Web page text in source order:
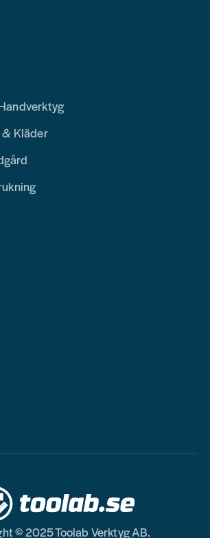
& Kläder
© 2025 Toolab Verktyg AB.